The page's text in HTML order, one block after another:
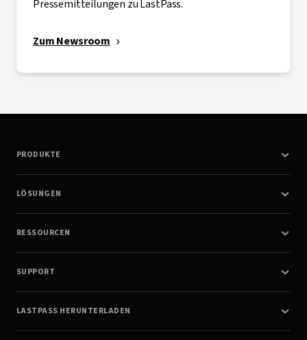
Pressemitteilungen zu LastPass.
Zum Newsroom
PRODUKTE
LÖSUNGEN
RESSOURCEN
SUPPORT
LASTPASS HERUNTERLADEN